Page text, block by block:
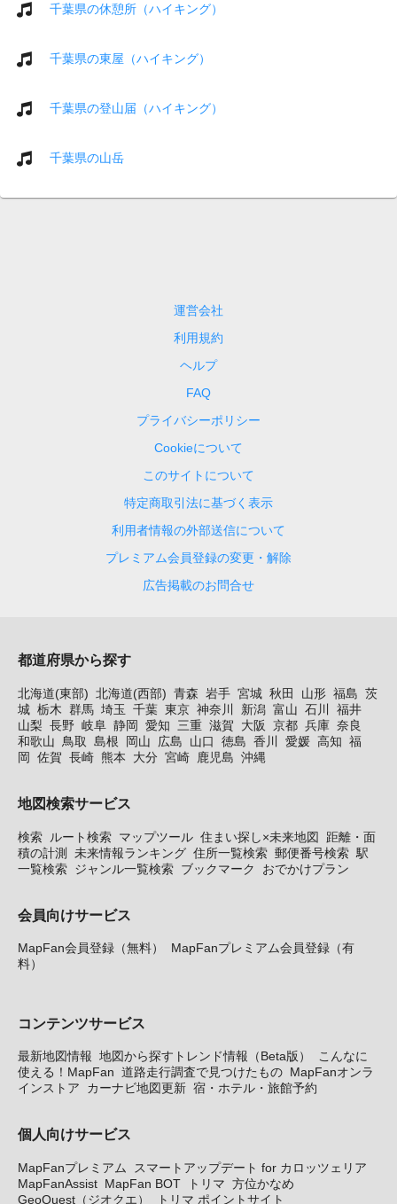
千葉県の休憩所（ハイキング）
千葉県の東屋（ハイキング）
千葉県の登山届（ハイキング）
千葉県の山岳
運営会社
利用規約
ヘルプ
FAQ
プライバシーポリシー
Cookieについて
このサイトについて
特定商取引法に基づく表示
利用者情報の外部送信について
プレミアム会員登録の変更・解除
広告掲載のお問合せ
都道府県から探す
北海道(東部) 北海道(西部) 青森 岩手 宮城 秋田 山形 福島 茨
城 栃木 群馬 埼玉 千葉 東京 神奈川 新潟 富山 石川
福井
山梨 長野 岐阜 静岡 愛知 三重 滋賀 大阪 京都 兵庫 奈良
和歌山
鳥取 島根 岡山 広島 山口 徳島 香川 愛媛 高知 福
岡
佐賀 長崎 熊本 大分 宮崎 鹿児島 沖縄
地図検索サービス
検索 ルート検索 マップツール 住まい探し×未来地図
距離・面
積の計測 未来情報ランキング 住所一覧検索 郵便番号検索 駅
一覧検索 ジャンル一覧検索 ブックマーク おでかけプラン
会員向けサービス
MapFan会員登録（無料）
MapFanプレミアム会員登録（有
料）
コンテンツサービス
最新地図情報 地図から探すトレンド情報（Beta版）
こんなに
使える！MapFan 道路走行調査で見つけたもの MapFanオンラ
インストア
カーナビ地図更新 宿・ホテル・旅館予約
個人向けサービス
MapFanプレミアム
スマートアップデート for カロッツェリア
MapFanAssist MapFan BOT トリマ 方位かなめ
GeoQuest（ジオクエ）
トリマ ポイントサイト